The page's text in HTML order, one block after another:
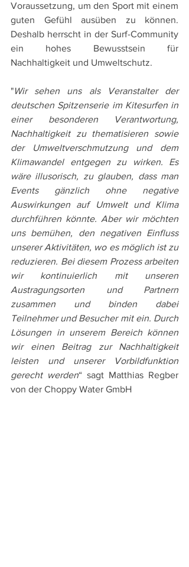
Voraussetzung, um den Sport mit einem
guten Gefühl ausüben zu können.
Deshalb herrscht in der Surf-Community
ein hohes Bewusstsein für
Nachhaltigkeit und Umweltschutz.
"Wir sehen uns als Veranstalter der
deutschen Spitzenserie im Kitesurfen in
einer besonderen Verantwortung,
Nachhaltigkeit zu thematisieren sowie
der Umweltverschmutzung und dem
Klimawandel entgegen zu wirken. Es
wäre illusorisch, zu glauben, dass man
Events gänzlich ohne negative
Auswirkungen auf Umwelt und Klima
durchführen könnte. Aber wir möchten
uns bemühen, den negativen Einfluss
unserer Aktivitäten, wo es möglich ist zu
reduzieren. Bei diesem Prozess arbeiten
wir kontinuierlich mit unseren
Austragungsorten und Partnern
zusammen und binden dabei
Teilnehmer und Besucher mit ein. Durch
Lösungen in unserem Bereich können
wir einen Beitrag zur Nachhaltigkeit
leisten und unserer Vorbildfunktion
gerecht werden“ sagt Matthias Regber
von der Choppy Water GmbH